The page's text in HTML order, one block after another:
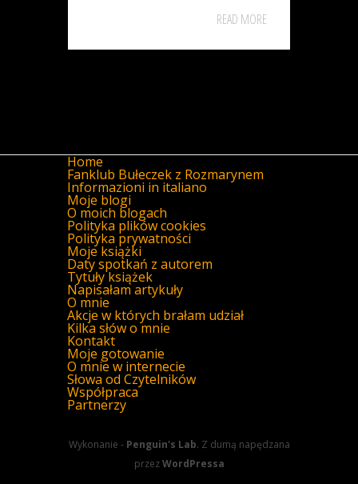
READ MORE
Home
Fanklub Bułeczek z Rozmarynem
Informazioni in italiano
Moje blogi
O moich blogach
Polityka plików cookies
Polityka prywatności
Moje książki
Daty spotkań z autorem
Tytuły książek
Napisałam artykuły
O mnie
Akcje w których brałam udział
Kilka słów o mnie
Kontakt
Moje gotowanie
O mnie w internecie
Słowa od Czytelników
Współpraca
Partnerzy
Wykonanie - Penguin's Lab. Z dumą napędzana
przezWordPressa